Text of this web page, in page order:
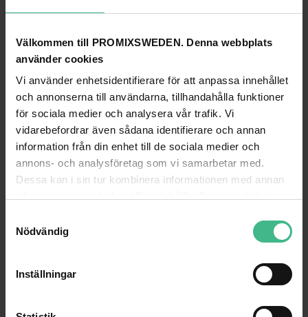
Välkommen till PROMIXSWEDEN. Denna webbplats
använder cookies
Vi använder enhetsidentifierare för att anpassa innehållet
och annonserna till användarna, tillhandahålla funktioner
för sociala medier och analysera vår trafik. Vi
vidarebefordrar även sådana identifierare och annan
information från din enhet till de sociala medier och
annons- och analysföretag som vi samarbetar med.
Dessa kan i sin tur kombinera informationen med annan
Nödvändig
Inställningar
Tillbehör Säkerhets plugg plast svart
81 kr
GÅ TILL
ROADINGER FLIGHTCASE 4X PAR-56 SPOT LONG
Roadinger Flightcase 4x PAR-56 plats lång